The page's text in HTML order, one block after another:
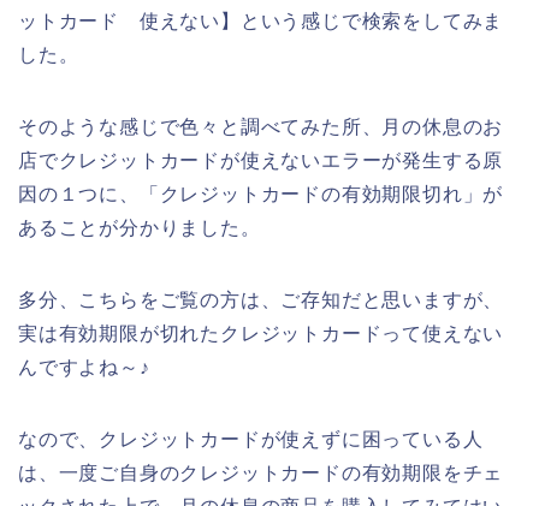
ットカード 使えない】という感じで検索をしてみま
した。
そのような感じで色々と調べてみた所、月の休息のお
店でクレジットカードが使えないエラーが発生する原
因の１つに、「クレジットカードの有効期限切れ」が
あることが分かりました。
多分、こちらをご覧の方は、ご存知だと思いますが、
実は有効期限が切れたクレジットカードって使えない
んですよね～♪
なので、クレジットカードが使えずに困っている人
は、一度ご自身のクレジットカードの有効期限をチェ